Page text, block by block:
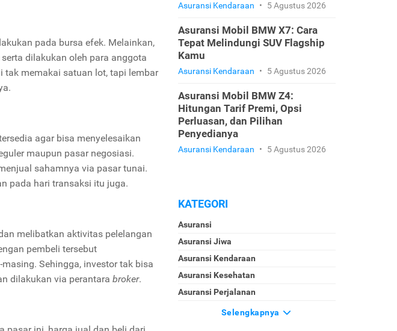
pada bursa efek. Melainkan,
dilakukan oleh para anggota
tak memakai satuan lot, tapi lembar
agar bisa menyelesaikan
maupun pasar negosiasi.
sahamnya via pasar tunai.
pada hari transaksi itu juga.
melibatkan aktivitas pelelangan
pembeli tersebut
Sehingga, investor tak bisa
dilakukan via perantara broker.
Asuransi Kendaraan • 5 Agustus 2026
Asuransi Mobil BMW X7: Cara
Tepat Melindungi SUV Flagship
Kamu
Asuransi Kendaraan • 5 Agustus 2026
Asuransi Mobil BMW Z4:
Hitungan Tarif Premi, Opsi
Perluasan, dan Pilihan
Penyedianya
Asuransi Kendaraan • 5 Agustus 2026
KATEGORI
Asuransi
Asuransi Jiwa
Asuransi Kendaraan
Asuransi Kesehatan
Asuransi Perjalanan
Selengkapnya